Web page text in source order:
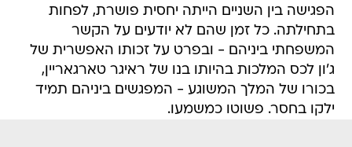
הפגישה בין השניים הייתה יחסית פושרת, לפחות
בתחילתה. כל זמן שהם לא יודעים על הקשר
המשפחתי ביניהם - ובפרט על זכותו האפשרית של
ג'ון לכס המלכות בהיותו בנו של ראיגר טארגאריין,
בכורו של המלך המשוגע - המפגשים ביניהם תמיד
ילקו בחסר. פשוטו כמשמעו.